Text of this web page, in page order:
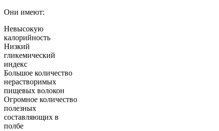
Они имеют:
Невысокую
калорийность
Низкий
гликемический
индекс
Большое количество
нерастворимых
пищевых волокон
Огромное количество
полезных
составляющих в
полбе